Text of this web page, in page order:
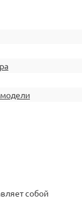
собой